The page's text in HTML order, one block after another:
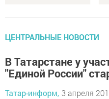
ЦЕНТРАЛЬНЫЕ НОВОСТИ
В Татарстане у
"Единой России"
Татар-информ, 3 апреля